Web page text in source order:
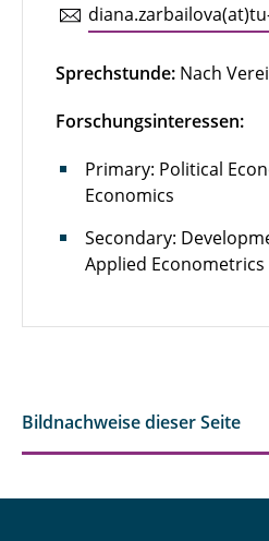
Sprechstunde: Nach
Forschungsinteressen:
Primary: Political
Economics
Secondary:
Applied Econometrics
Bildnachweise dieser Seite